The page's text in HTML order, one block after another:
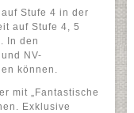
Stufe 4 in der
auf Stufe 4, 5
In den
NV-
können.
mit „Fantastische
Exklusive